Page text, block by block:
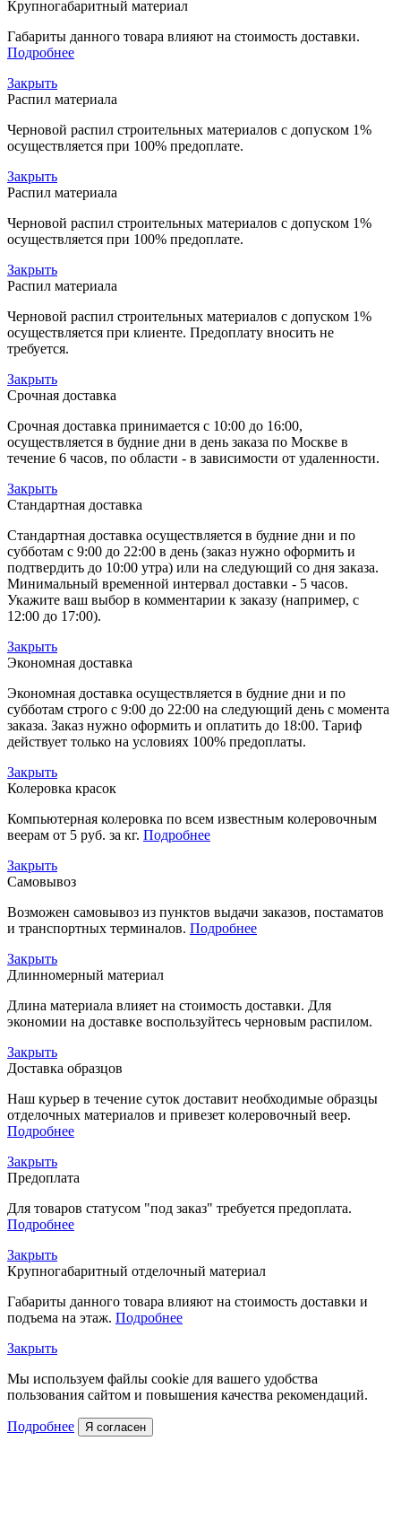
Крупногабаритный материал
Габариты данного товара влияют на стоимость доставки.
Подробнее
Закрыть
Распил материала
Черновой распил строительных материалов с допуском 1%
осуществляется при 100% предоплате.
Закрыть
Распил материала
Черновой распил строительных материалов с допуском 1%
осуществляется при 100% предоплате.
Закрыть
Распил материала
Черновой распил строительных материалов с допуском 1%
осуществляется при клиенте. Предоплату вносить не
требуется.
Закрыть
Срочная доставка
Срочная доставка принимается с 10:00 до 16:00,
осуществляется в будние дни в день заказа по Москве в
течение 6 часов, по области - в зависимости от удаленности.
Закрыть
Стандартная доставка
Стандартная доставка осуществляется в будние дни и по
субботам с 9:00 до 22:00 в день (заказ нужно оформить и
подтвердить до 10:00 утра) или на следующий со дня заказа.
Минимальный временной интервал доставки - 5 часов.
Укажите ваш выбор в комментарии к заказу (например, с
12:00 до 17:00).
Закрыть
Экономная доставка
Экономная доставка осуществляется в будние дни и по
субботам строго с 9:00 до 22:00 на следующий день с момента
заказа. Заказ нужно оформить и оплатить до 18:00. Тариф
действует только на условиях 100% предоплаты.
Закрыть
Колеровка красок
Компьютерная колеровка по всем известным колеровочным
веерам от 5 руб. за кг. Подробнее
Закрыть
Самовывоз
Возможен самовывоз из пунктов выдачи заказов, постаматов
и транспортных терминалов. Подробнее
Закрыть
Длинномерный материал
Длина материала влияет на стоимость доставки. Для
экономии на доставке воспользуйтесь черновым распилом.
Закрыть
Доставка образцов
Наш курьер в течение суток доставит необходимые образцы
отделочных материалов и привезет колеровочный веер.
Подробнее
Закрыть
Предоплата
Для товаров статусом "под заказ" требуется предоплата.
Подробнее
Закрыть
Крупногабаритный отделочный материал
Габариты данного товара влияют на стоимость доставки и
подъема на этаж. Подробнее
Закрыть
Мы используем файлы cookie для вашего удобства
пользования сайтом и повышения качества рекомендаций.
Подробнее Я согласен